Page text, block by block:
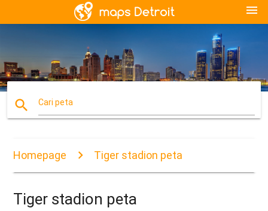
menu
search Cari peta
Homepage Tiger stadion peta
Tiger stadion peta